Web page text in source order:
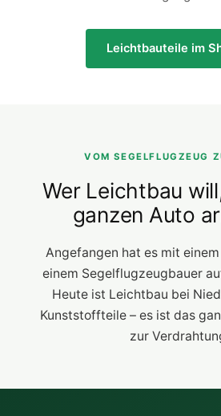
Leichtbauteile im
VOM SEGELFLUGZEUG
Wer Leichtbau
ganzen Auto
Angefangen hat es mit
einem Segelflugzeugbauer
Heute ist Leichtbau bei
Kunststoffteile – es ist das
zur